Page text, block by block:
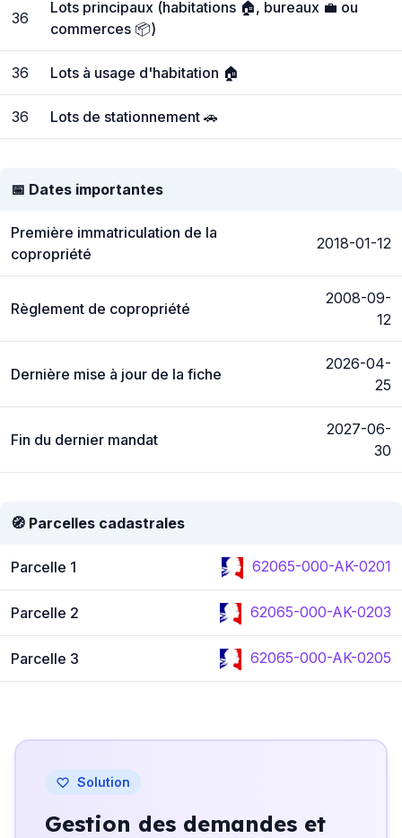
36
Lots principaux (habitations 🏠, bureaux 💼 ou
commerces 📦)
36 Lots à usage d'habitation 🏠
36 Lots de stationnement 🚗
📅 Dates importantes
Première immatriculation de la
copropriété
2018-01-12
Règlement de copropriété
2008-09-
12
Dernière mise à jour de la fiche
2026-04-
25
Fin du dernier mandat
2027-06-
30
🧭 Parcelles cadastrales
Parcelle 1 62065-000-AK-0201
Parcelle 2 62065-000-AK-0203
Parcelle 3 62065-000-AK-0205
Solution
Gestion des demandes et